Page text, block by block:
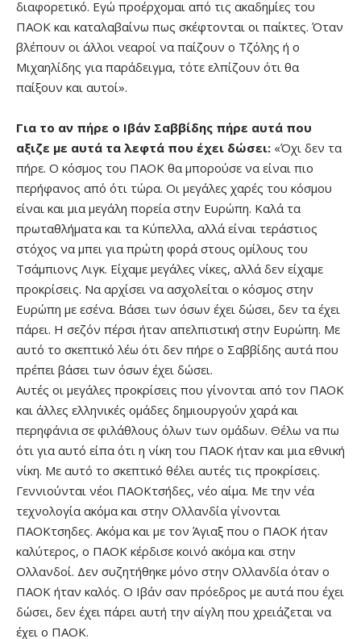
διαφορετικό. Εγώ προέρχομαι από τις ακαδημίες του
ΠΑΟΚ και καταλαβαίνω πως σκέφτονται οι παίκτες. Όταν
βλέπουν οι άλλοι νεαροί να παίζουν ο Τζόλης ή ο
Μιχαηλίδης για παράδειγμα, τότε ελπίζουν ότι θα
παίξουν και αυτοί».
Για το αν πήρε ο Ιβάν Σαββίδης πήρε αυτά που
αξιζε με αυτά τα λεφτά που έχει δώσει: «Όχι δεν τα
πήρε. Ο κόσμος του ΠΑΟΚ θα μπορούσε να είναι πιο
περήφανος από ότι τώρα. Οι μεγάλες χαρές του κόσμου
είναι και μια μεγάλη πορεία στην Ευρώπη. Καλά τα
πρωταθλήματα και τα Κύπελλα, αλλά είναι τεράστιος
στόχος να μπει για πρώτη φορά στους ομίλους του
Τσάμπιονς Λιγκ. Είχαμε μεγάλες νίκες, αλλά δεν είχαμε
προκρίσεις. Να αρχίσει να ασχολείται ο κόσμος στην
Ευρώπη με εσένα. Βάσει των όσων έχει δώσει, δεν τα έχει
πάρει. Η σεζόν πέρσι ήταν απελπιστική στην Ευρώπη. Με
αυτό το σκεπτικό λέω ότι δεν πήρε ο Σαββίδης αυτά που
πρέπει βάσει των όσων έχει δώσει.
Αυτές οι μεγάλες προκρίσεις που γίνονται από τον ΠΑΟΚ
και άλλες ελληνικές ομάδες δημιουργούν χαρά και
περηφάνια σε φιλάθλους όλων των ομάδων. Θέλω να πω
ότι για αυτό είπα ότι η νίκη του ΠΑΟΚ ήταν και μια εθνική
νίκη. Με αυτό το σκεπτικό θέλει αυτές τις προκρίσεις.
Γεννιούνται νέοι ΠΑΟΚτσήδες, νέο αίμα. Με την νέα
τεχνολογία ακόμα και στην Ολλανδία γίνονται
ΠΑΟΚτσηδες. Ακόμα και με τον Άγιαξ που ο ΠΑΟΚ ήταν
καλύτερος, ο ΠΑΟΚ κέρδισε κοινό ακόμα και στην
Ολλανδοί. Δεν συζητήθηκε μόνο στην Ολλανδία όταν ο
ΠΑΟΚ ήταν καλός. Ο Ιβάν σαν πρόεδρος με αυτά που έχει
δώσει, δεν έχει πάρει αυτή την αίγλη που χρειάζεται να
έχει ο ΠΑΟΚ.